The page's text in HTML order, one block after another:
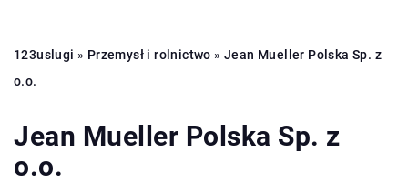
123uslugi » Przemysł i rolnictwo »Jean Mueller Polska Sp. z
o.o.
Jean Mueller Polska Sp. z
o.o.